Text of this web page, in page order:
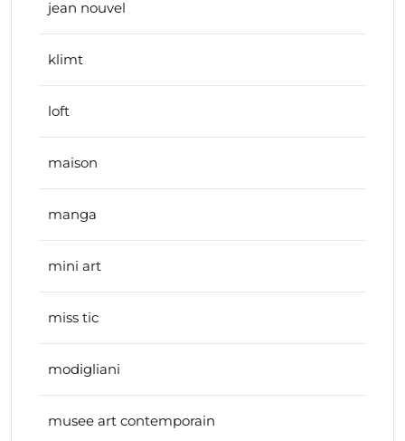
jean nouvel
klimt
loft
maison
manga
mini art
miss tic
modigliani
musee art contemporain